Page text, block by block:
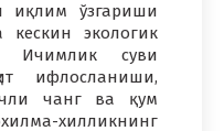
иқлим ўзгариши
кескин экологик
Ичимлик суви
ифлосланиши,
чанг ва қум
хилликнинг